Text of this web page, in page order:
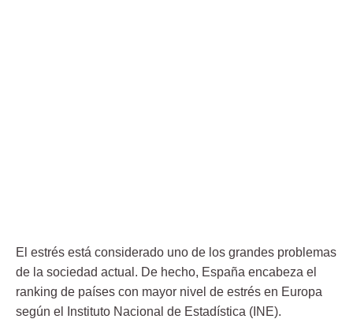
El estrés está considerado uno de los grandes problemas
de la sociedad actual. De hecho, España encabeza el
ranking de países con mayor nivel de estrés en Europa
según el Instituto Nacional de Estadística (INE).